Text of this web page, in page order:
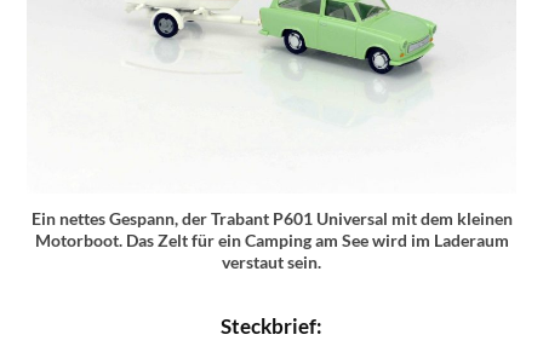
Ein nettes Gespann, der Trabant P601 Universal mit dem kleinen
Motorboot. Das Zelt für ein Camping am See wird im Laderaum
verstaut sein.
Steckbrief: